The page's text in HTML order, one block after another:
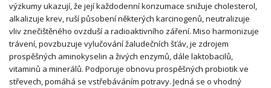
výzkumy ukazují, že její každodenní konzumace snižuje cholesterol,
alkalizuje krev, ruší působení některých karcinogenů, neutralizuje
vliv znečištěného ovzduší a radioaktivního záření. Miso harmonizuje
trávení, povzbuzuje vylučování žaludečních šťáv, je zdrojem
prospěšných aminokyselin a živých enzymů, dále laktobacilů,
vitaminů a minerálů. Podporuje obnovu prospěšných probiotik ve
střevech, pomáhá se vstřebáváním potravy. Jedná se o vhodný